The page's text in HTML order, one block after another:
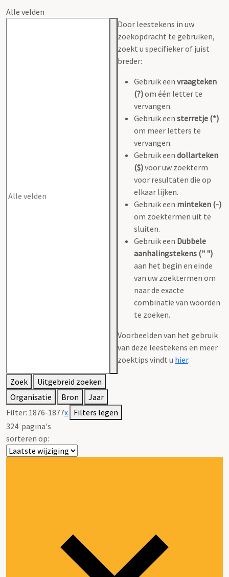
Alle velden
Door leestekens in uw
zoekopdracht te gebruiken,
zoekt u specifieker of juist
breder:
Gebruik een vraagteken
(?)om één letter te
vervangen.
Gebruik een sterretje (*)
om meer letters te
vervangen.
Gebruik een dollarteken
($)voor uw zoekterm
voor resultaten die op
elkaar lijken.
Gebruik een minteken (-)
om zoektermen uit te
sluiten.
Gebruik een Dubbele
aanhalingstekens (" ")
aan het begin en einde
van uw zoektermen om
naar de exacte
combinatie van woorden
te zoeken.
Voorbeelden van het gebruik
van deze leestekens en meer
zoektips vindt u hier.
Zoek
Uitgebreid zoeken
Organisatie
Bron
Jaar
Filter: 1876-1877x Filters legen
324 pagina's
sorteren op: